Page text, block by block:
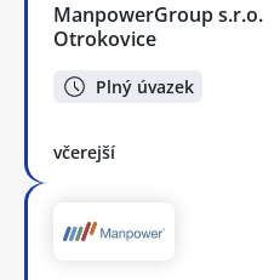
ManpowerGroup s.r.o.
Otrokovice
Plný úvazek
včerejší